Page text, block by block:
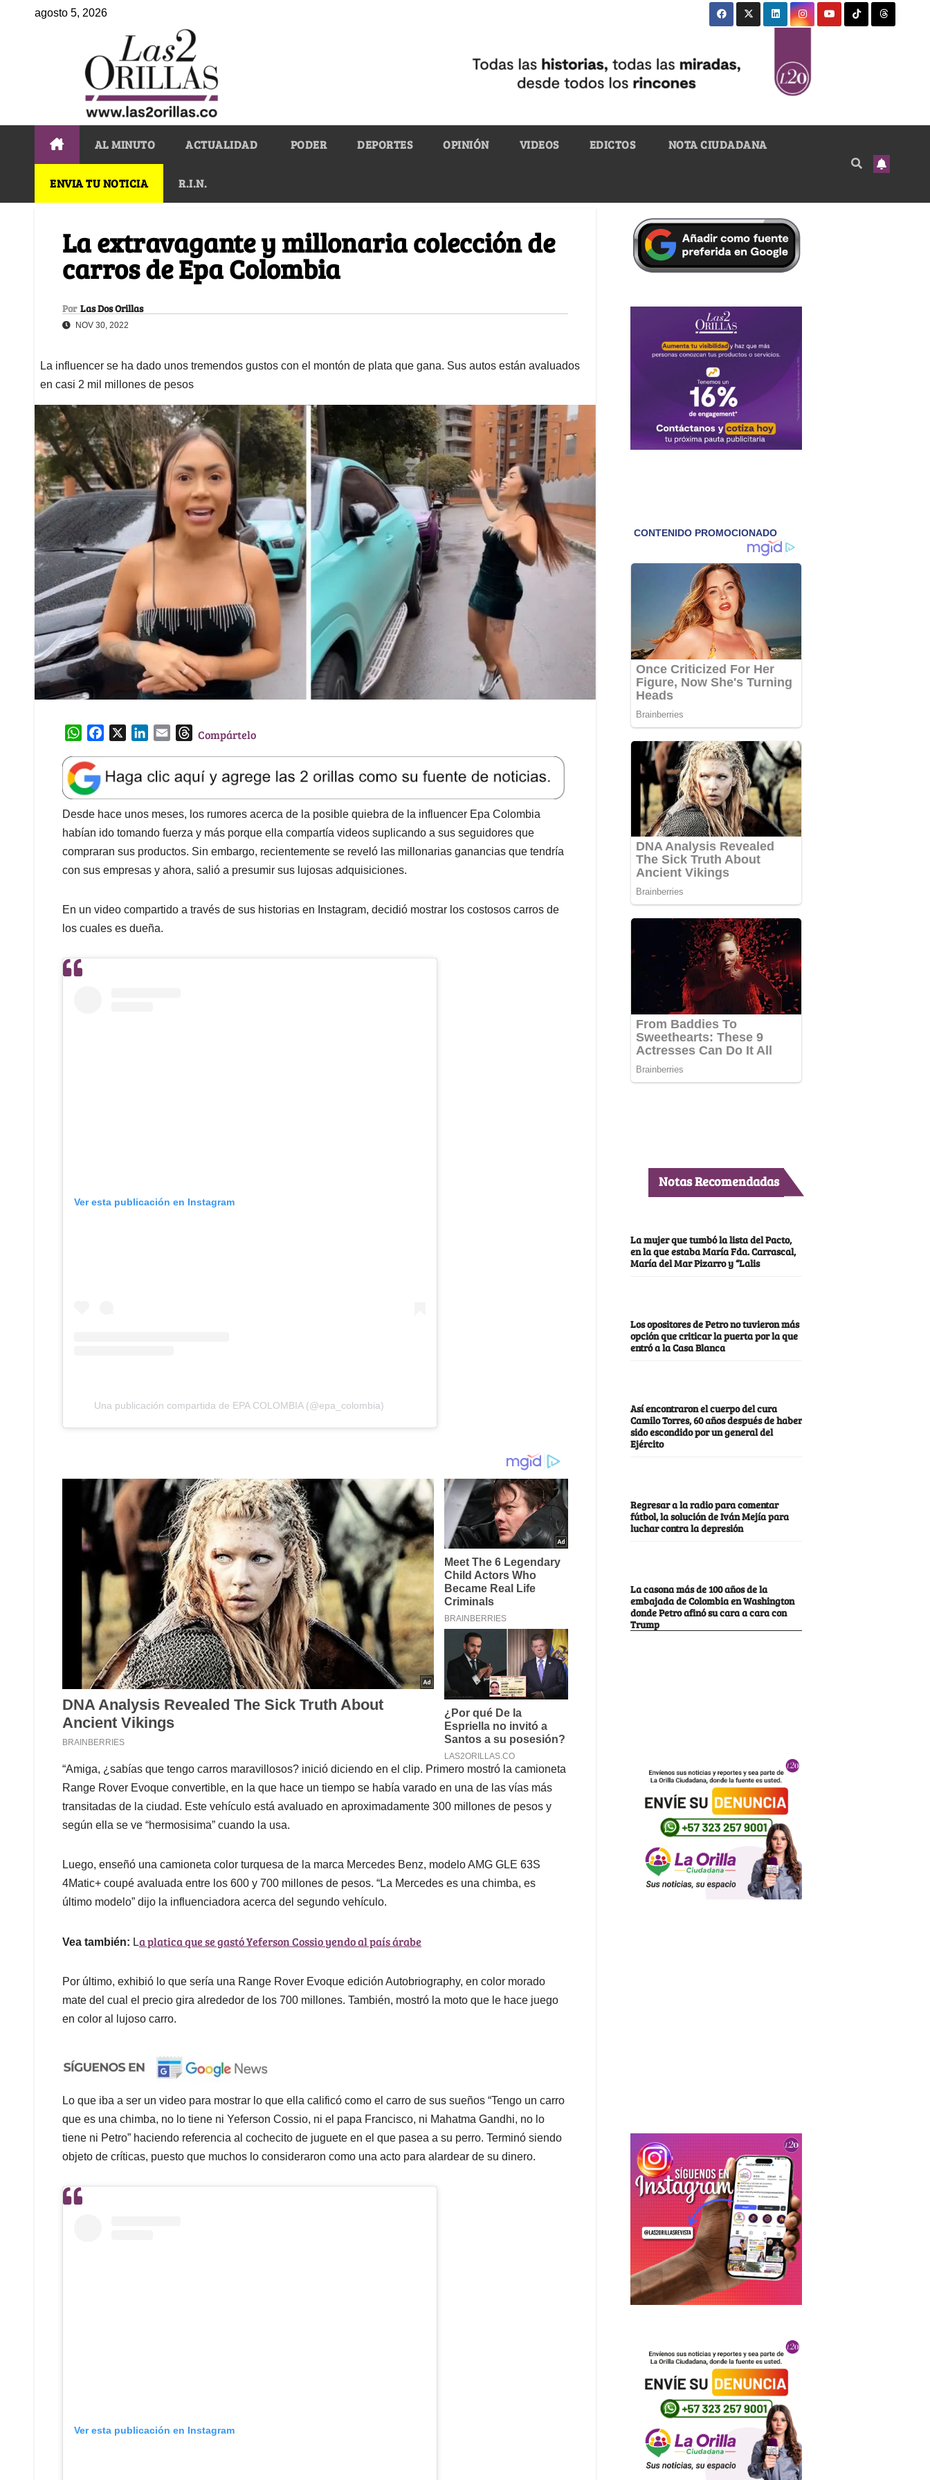
agosto 5, 2026
AL MINUTO ACTUALIDAD PODER DEPORTES OPINIÓN VIDEOS EDICTOS NOTA CIUDADANA
ENVIA TU NOTICIA R.I.N.
La extravagante y millonaria colección de
carros de Epa Colombia
Por Las Dos Orillas
NOV 30, 2022
La influencer se ha dado unos tremendos gustos con el montón de plata que gana. Sus autos están avaluados
en casi 2 mil millones de pesos
W
a
t
s
A
p
p
e
b
o
o
k
k
e
d
I
n
l
T
e
a
d
s
Compártelo
Desde hace unos meses, los rumores acerca de la posible quiebra de la influencer Epa Colombia
habían ido tomando fuerza y más porque ella compartía videos suplicando a sus seguidores que
compraran sus productos. Sin embargo, recientemente se reveló las millonarias ganancias que tendría
con sus empresas y ahora, salió a presumir sus lujosas adquisiciones.
En un video compartido a través de sus historias en Instagram, decidió mostrar los costosos carros de
los cuales es dueña.
Ver esta publicación en Instagram
Una publicación compartida de EPA COLOMBIA (@epa_colombia)
“Amiga, ¿sabías que tengo carros maravillosos? inició diciendo en el clip. Primero mostró la camioneta
Range Rover Evoque convertible, en la que hace un tiempo se había varado en una de las vías más
transitadas de la ciudad. Este vehículo está avaluado en aproximadamente 300 millones de pesos y
según ella se ve “hermosisima” cuando la usa.
Luego, enseñó una camioneta color turquesa de la marca Mercedes Benz, modelo AMG GLE 63S
4Matic+ coupé avaluada entre los 600 y 700 millones de pesos. “La Mercedes es una chimba, es
último modelo” dijo la influenciadora acerca del segundo vehículo.
Vea también: La platica que se gastó Yeferson Cossio yendo al país árabe
Por último, exhibió lo que sería una Range Rover Evoque edición Autobriography, en color morado
mate del cual el precio gira alrededor de los 700 millones. También, mostró la moto que le hace juego
en color al lujoso carro.
Lo que iba a ser un video para mostrar lo que ella calificó como el carro de sus sueños “Tengo un carro
que es una chimba, no lo tiene ni Yeferson Cossio, ni el papa Francisco, ni Mahatma Gandhi, no lo
tiene ni Petro” haciendo referencia al cochecito de juguete en el que pasea a su perro. Terminó siendo
objeto de críticas, puesto que muchos lo consideraron como una acto para alardear de su dinero.
Ver esta publicación en Instagram
Notas Recomendadas
La mujer que tumbó la lista del Pacto,
en la que estaba María Fda. Carrascal,
María del Mar Pizarro y “Lalis
Los opositores de Petro no tuvieron más
opción que criticar la puerta por la que
entró a la Casa Blanca
Así encontraron el cuerpo del cura
Camilo Torres, 60 años después de haber
sido escondido por un general del
Ejército
Regresar a la radio para comentar
fútbol, la solución de Iván Mejía para
luchar contra la depresión
La casona más de 100 años de la
embajada de Colombia en Washington
donde Petro afinó su cara a cara con
Trump